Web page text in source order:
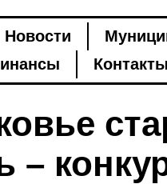
Новости
–